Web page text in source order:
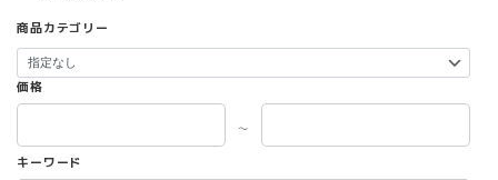
商品カテゴリー
価格
～
キーワード